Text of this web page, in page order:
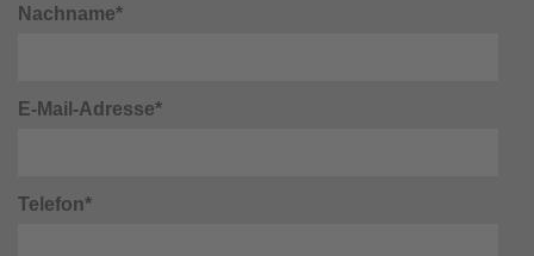
Nachname*
E-Mail-Adresse*
Telefon*